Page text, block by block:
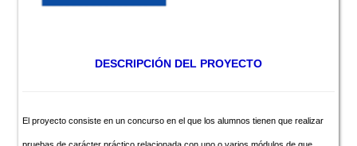
DESCRIPCIÓN DEL PROYECTO
El proyecto consiste en un concurso en el que los alumnos tienen que realizar